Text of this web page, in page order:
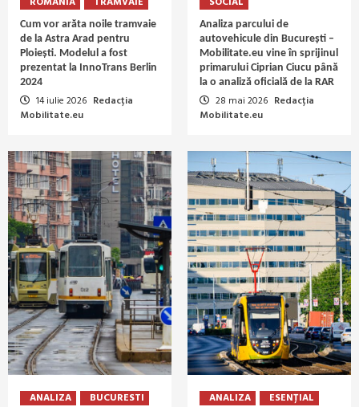
Cum vor arăta noile tramvaie
de la Astra Arad pentru
Ploiești. Modelul a fost
prezentat la InnoTrans Berlin
2024
14 iulie 2026 Redacția
Mobilitate.eu
Analiza parcului de
autovehicule din București –
Mobilitate.eu vine în sprijinul
primarului Ciprian Ciucu până
la o analiză oficială de la RAR
28 mai 2026 Redacția
Mobilitate.eu
ANALIZA
BUCURESTI
ANALIZA
ESENȚIAL